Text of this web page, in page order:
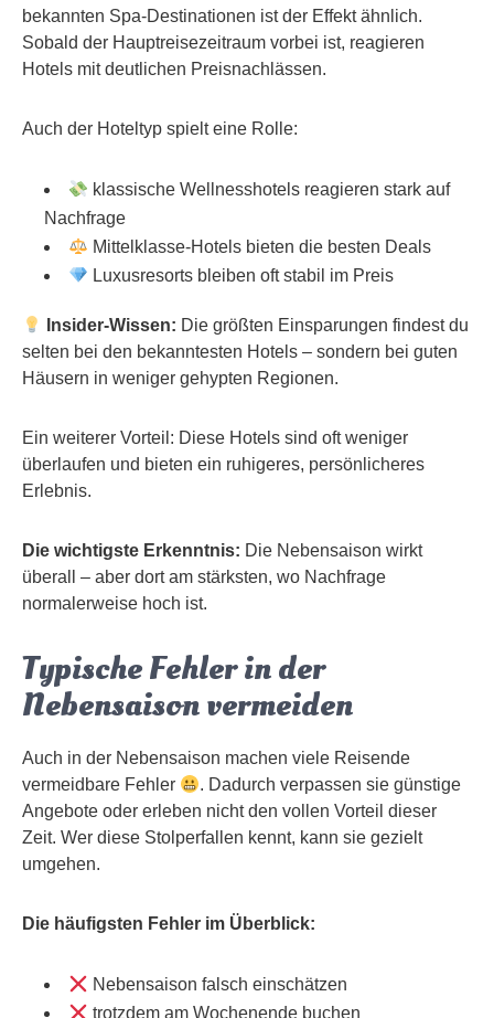
bekannten Spa-Destinationen ist der Effekt ähnlich.
Sobald der Hauptreisezeitraum vorbei ist, reagieren
Hotels mit deutlichen Preisnachlässen.
Auch der Hoteltyp spielt eine Rolle:
klassische Wellnesshotels reagieren stark auf
Nachfrage
Mittelklasse-Hotels bieten die besten Deals
Luxusresorts bleiben oft stabil im Preis
Insider-Wissen: Die größten Einsparungen findest du
selten bei den bekanntesten Hotels – sondern bei guten
Häusern in weniger gehypten Regionen.
Ein weiterer Vorteil: Diese Hotels sind oft weniger
überlaufen und bieten ein ruhigeres, persönlicheres
Erlebnis.
Die wichtigste Erkenntnis: Die Nebensaison wirkt
überall – aber dort am stärksten, wo Nachfrage
normalerweise hoch ist.
Typische Fehler in der
Nebensaison vermeiden
Auch in der Nebensaison machen viele Reisende
vermeidbare Fehler
. Dadurch verpassen sie günstige
Angebote oder erleben nicht den vollen Vorteil dieser
Zeit. Wer diese Stolperfallen kennt, kann sie gezielt
umgehen.
Die häufigsten Fehler im Überblick:
Nebensaison falsch einschätzen
trotzdem am Wochenende buchen